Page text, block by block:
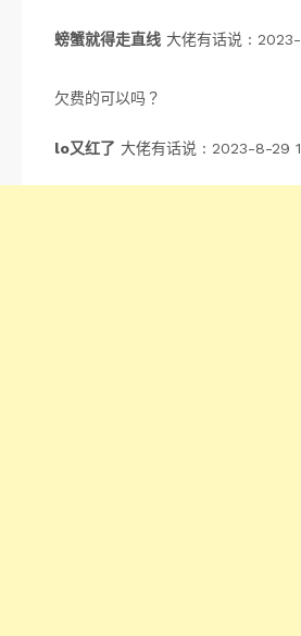
螃蟹就得走直线 大佬有话说 :
欠费的可以吗？
lo又红了 大佬有话说 : 2023-8-29